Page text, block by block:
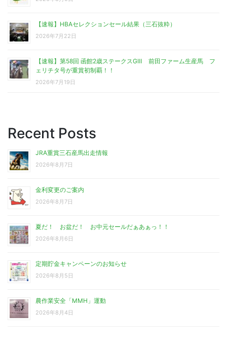
【速報】HBAセレクションセール結果（三石抜粋）
2026年7月22日
【速報】第58回 函館2歳ステークスGⅢ 前田ファーム生産馬 フ
ェリチタ号が重賞初制覇！！
2026年7月19日
Recent Posts
JRA重賞三石産馬出走情報
2026年8月7日
金利変更のご案内
2026年8月7日
夏だ！ お盆だ！ お中元セールだぁあぁっ！！
2026年8月6日
定期貯金キャンペーンのお知らせ
2026年8月5日
農作業安全「MMH」運動
2026年8月4日